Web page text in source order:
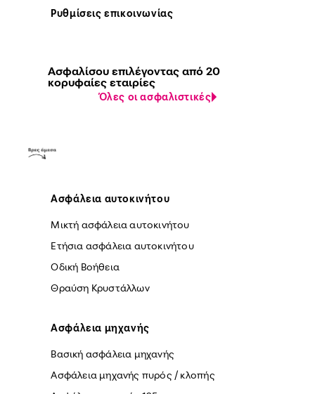
Ρυθμίσεις επικοινωνίας
Ασφαλίσου επιλέγοντας από 20
κορυφαίες εταιρίες
Όλες οι ασφαλιστικές
Ασφάλεια αυτοκινήτου
Μικτή ασφάλεια αυτοκινήτου
Ετήσια ασφάλεια αυτοκινήτου
Οδική Βοήθεια
Θραύση Κρυστάλλων
Ασφάλεια μηχανής
Βασική ασφάλεια μηχανής
Ασφάλεια μηχανής πυρός / κλοπής